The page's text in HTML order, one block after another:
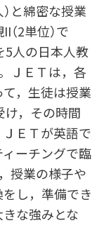
と綿密な授業
2単位）で
5人の日本人教
ＪＥＴは，各
，生徒は授業
，その時間
ＥＴが英語で
ーチングで臨
授業の様子や
し，準備でき
な強みとな